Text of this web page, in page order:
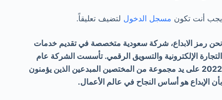
يجب أنت تكون مسجل الدخول لتضيف تعليقاً.
نحن رمز الابداع، شركة سعودية متخصصة في تقديم خدمات
التجارة الإلكترونية والتسويق الرقمي. تأسست الشركة عام
2022 على يد مجموعة من المختصين المبدعين الذين يؤمنون
بأن الإبداع هو أساس النجاح في عالم الأعمال.